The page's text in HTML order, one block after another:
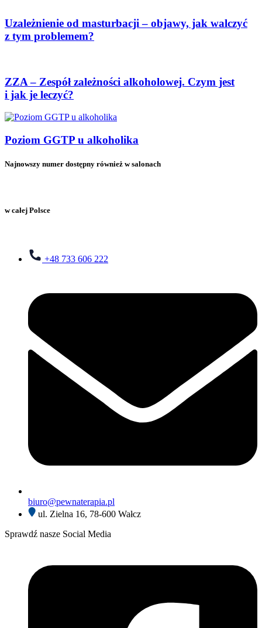
Uzależnienie od masturbacji – objawy, jak walczyć
z tym problemem?
ZZA – Zespół zależności alkoholowej. Czym jest
i jak je leczyć?
Poziom GGTP u alkoholika
Najnowszy numer dostępny również w salonach
w całej Polsce
+48 733 606 222
biuro@pewnaterapia.pl
ul. Zielna 16, 78-600 Wałcz
Sprawdź nasze Social Media